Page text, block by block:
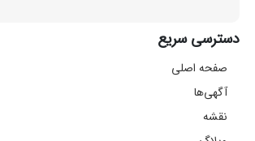
دسترسی سریع
صفحه اصلی
آگهی‌ها
نقشه